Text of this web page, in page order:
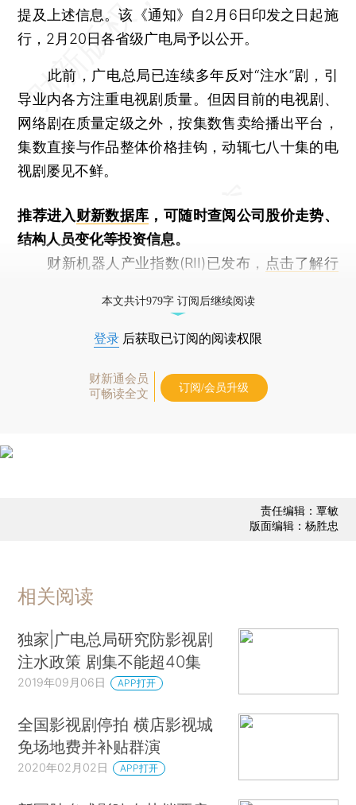
提及上述信息。该《通知》自2月6日印发之日起施
行，2月20日各省级广电局予以公开。
此前，广电总局已连续多年反对“注水”剧，引
导业内各方注重电视剧质量。但因目前的电视剧、
网络剧在质量定级之外，按集数售卖给播出平台，
集数直接与作品整体价格挂钩，动辄七八十集的电
视剧屡见不鲜。
推荐进入财新数据库 ，可随时查阅公司股价走势、
结构人员变化等投资信息。
财新机器人产业指数(RII)已发布， 点击了解行
本文共计979字 订阅后继续阅读
登录 后获取已订阅的阅读权限
财新通会员
可畅读全文
订阅/会员升级
责任编辑：覃敏
版面编辑：杨胜忠
相关阅读
独家|广电总局研究防影视剧
注水政策 剧集不能超40集
2019年09月06日 APP打开
全国影视剧停拍 横店影视城
免场地费并补贴群演
2020年02月02日 APP打开